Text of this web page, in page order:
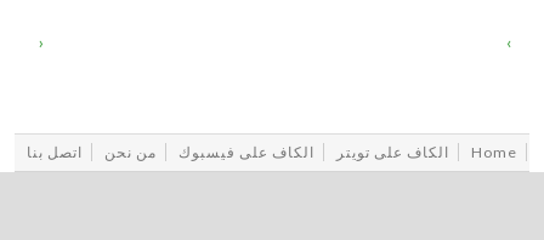
‹ ›
Home الكاف على تويتر الكاف على فيسبوك من نحن اتصل بنا